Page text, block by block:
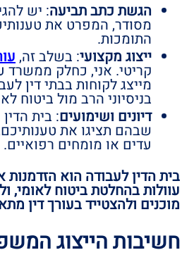
הגשת כתב תביעה: יש
מסודר, המפרט את
התומכות.
ייצוג מקצועי: בשלב זה,
קריטי. אני, כחלק ממשרד
מייצג לקוחות בבתי דין
בניסיוני הרב מול ביטוח
דיונים ושימועים: בית
שבהם תציגו את
עדים או מומחים רפואיים.
בית הדין לעבודה הוא הזדמנות
עוולות בהחלטת ביטוח לאומי,
מוכנים ולהצטייד בעורך דין
חשיבות הייצוג